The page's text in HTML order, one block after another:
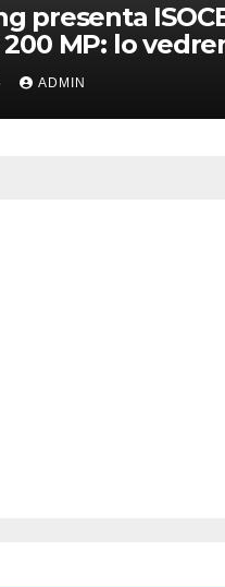
presenta
200 MP: lo
S27?
ADMIN